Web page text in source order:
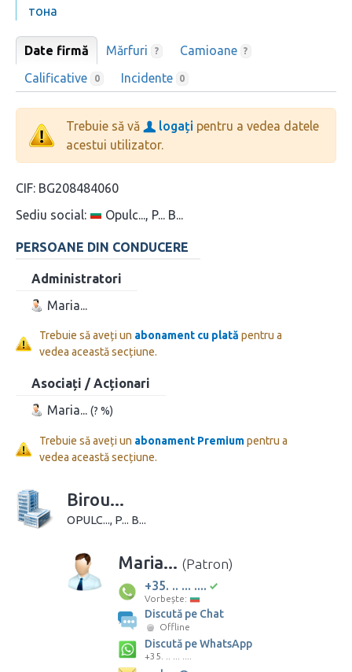
тона
Date firmă Mărfuri ? Camioane ?
Calificative 0 Incidente 0
Trebuie să vă logați pentru a vedea datele
acestui utilizator.
CIF: BG208484060
Sediu social:
Opulc..., P... B...
PERSOANE DIN CONDUCERE
Administratori
Maria...
Trebuie să aveți un abonament cu plată pentru a
vedea această secțiune.
Asociați / Acționari
Maria... (? %)
Trebuie să aveți un abonament Premiumpentru a
vedea această secțiune.
Birou...
OPULC..., P... B...
Maria... (Patron)
+35. .. ... ....
Vorbește:
Discută pe Chat
Offline
Discută pe WhatsApp
+35. .. ... ....